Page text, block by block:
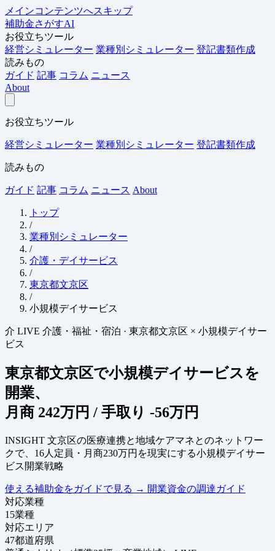
メインコンテンツへスキップ
補助金さがすAI
お役立ちツール
経営シミュレーター 業種別シミュレーター 登記書類作成
読みもの
ガイド 記事 コラム ニュース
About
お役立ちツール
経営シミュレーター 業種別シミュレーター 登記書類作成
読みもの
ガイド 記事 コラム ニュース About
トップ
/
業種別シミュレーター
/
介護・デイサービス
/
東京都文京区
/
小規模デイサービス
介 LIVE 介護・福祉・宿泊 · 東京都文京区 × 小規模デイサー
ビス
東京都文京区で小規模デイサービスを
開業、
月商 242万円 / 手取り -56万円
INSIGHT 文京区の医療連携と地域ケアマネとのネットワー
クで、16人定員・月商230万円を現実にする小規模デイサー
ビス開業戦略
使える補助金をガイドで見る → 開業資金の調達ガイド
対応業種
15業種
対応エリア
47都道府県